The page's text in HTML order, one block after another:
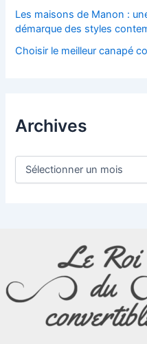
Les maisons de Manon :
démarque des styles
Choisir le meilleur canapé
Archives
A